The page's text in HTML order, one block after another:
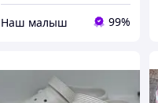
‏Наш малыш 99%